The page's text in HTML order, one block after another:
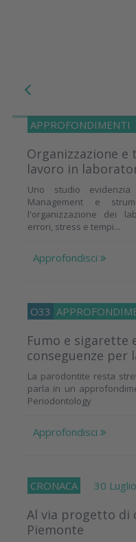
APPROFONDIMENTI
Organizzazione
lavoro in
Uno studio
Management e
l'organizzazione dei
errori, stress e tempi...
Approfondisci
O33
Fumo e sigarette
conseguenze per
La parodontite resta
parla in un
Periodontology
Approfondisci
CRONACA 30
Al via progetto di
Piemonte